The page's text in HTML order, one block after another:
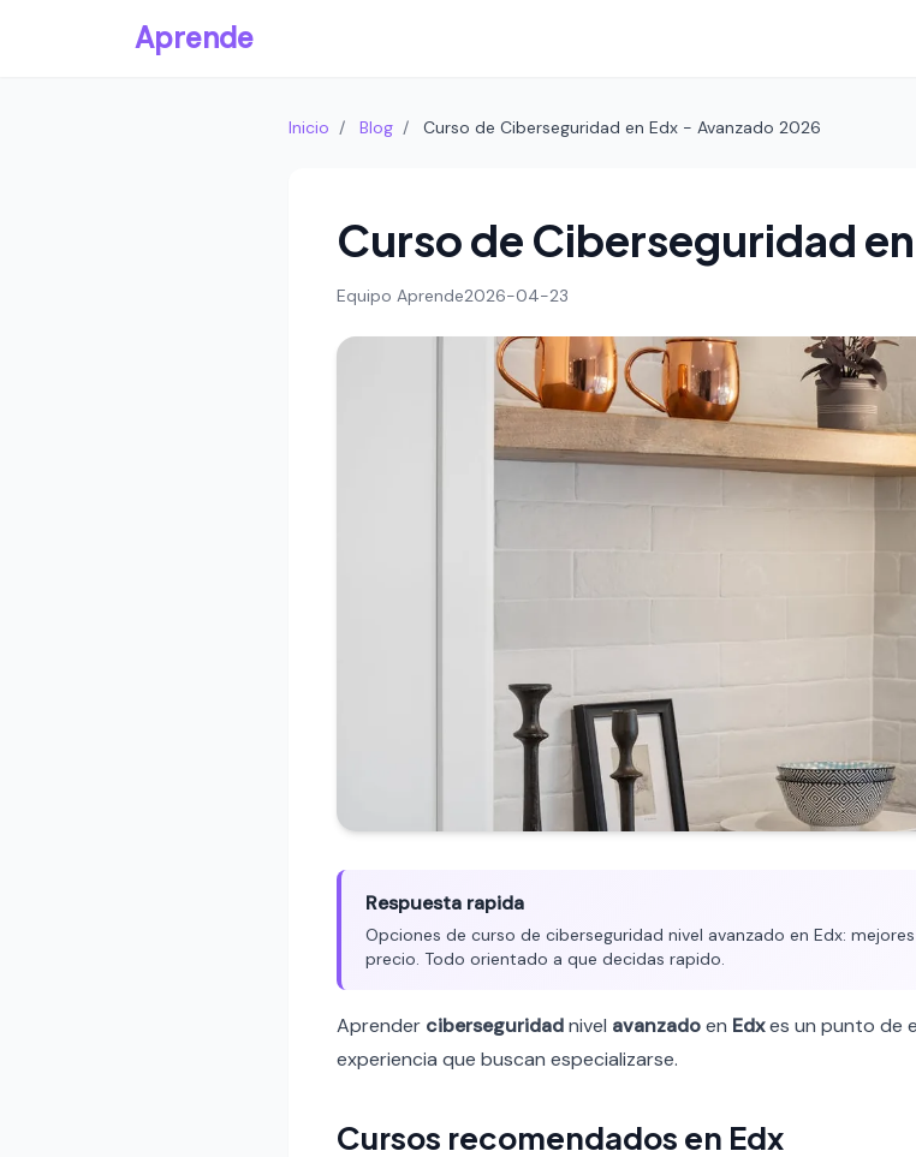
Aprende
Inicio / Blog / Curso de Ciberseguridad en Edx - Avanzado 2026
Curso de Ciberseguridad
Equipo Aprende2026-04-23
Respuesta rapida
Opciones de curso de ciberseguridad nivel avanzado en Edx:
precio. Todo orientado a que decidas rapido.
Aprender ciberseguridadnivel avanzadoen Edxes un punto de
experiencia que buscan especializarse.
Cursos recomendados en Edx